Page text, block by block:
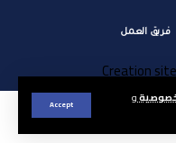
و
Accept
فريق العمل
Creation